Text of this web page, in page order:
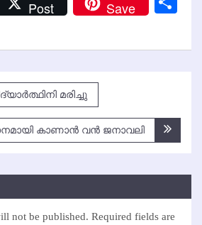
Post Save
മരിച്ചു
കാണാന്‍ വന്‍ ജനാവലി
not be published. Required fields are